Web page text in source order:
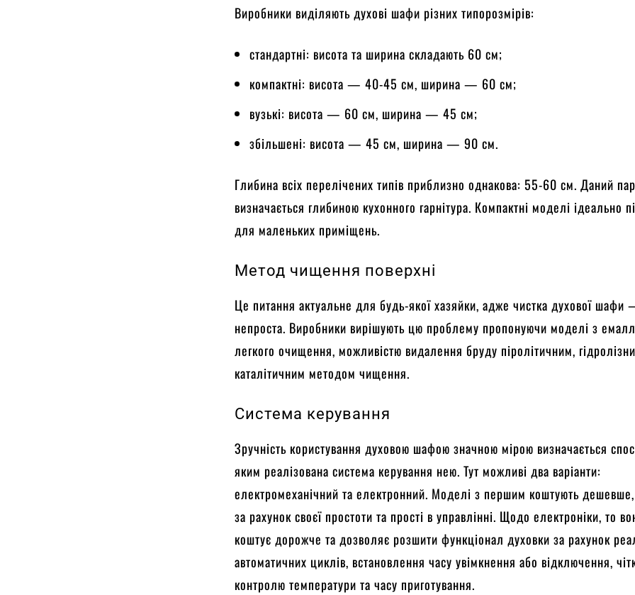
Виробники виділяють духові шафи різних типорозмірів:
стандартні: висота та ширина складають 60 см;
компактні: висота — 40-45 см, ширина — 60 см;
вузькі: висота — 60 см, ширина — 45 см;
збільшені: висота — 45 см, ширина — 90 см.
Глибина всіх перелічених типів приблизно однакова: 55-60 см. Даний
визначається глибиною кухонного гарнітура. Компактні моделі ідеально
для маленьких приміщень.
Метод чищення поверхні
Це питання актуальне для будь-якої хазяйки, адже чистка духової шафи
непроста. Виробники вирішують цю проблему пропонуючи моделі з
легкого очищення, можливістю видалення бруду піролітичним,
каталітичним методом чищення.
Система керування
Зручність користування духовою шафою значною мірою визначається
яким реалізована система керування нею. Тут можливі два варіанти:
електромеханічний та електронний. Моделі з першим коштують дешевше,
за рахунок своєї простоти та прості в управлінні. Щодо електроніки, то
коштує дорожче та дозволяє розшити функціонал духовки за рахунок
автоматичних циклів, встановлення часу увімкнення або відключення,
контролю температури та часу приготування.